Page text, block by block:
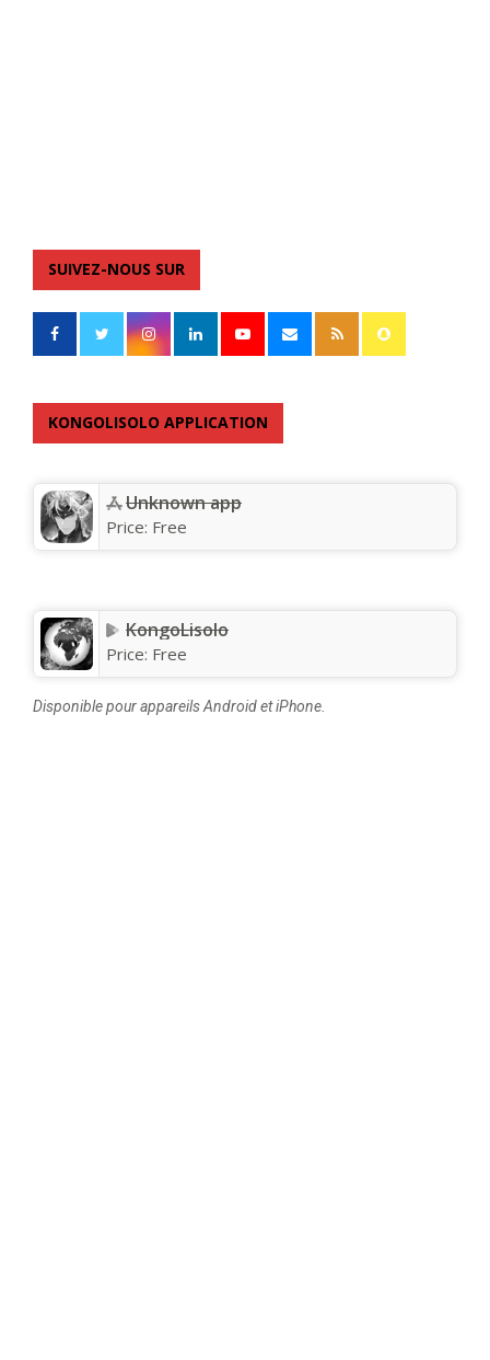
SUIVEZ-NOUS SUR
KONGOLISOLO APPLICATION
Unknown app
Price: Free
KongoLisolo
Price: Free
Disponible pour appareils Android et iPhone.